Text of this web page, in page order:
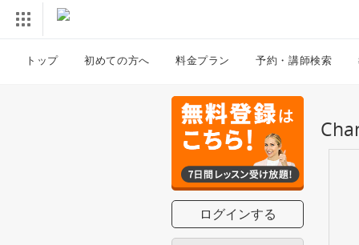
トップ 初めての方へ 料金プラン 予約・講師検索
ログインする